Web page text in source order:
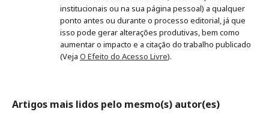
institucionais ou na sua página pessoal) a qualquer
ponto antes ou durante o processo editorial, já que
isso pode gerar alterações produtivas, bem como
aumentar o impacto e a citação do trabalho publicado
(Veja O Efeito do Acesso Livre).
Artigos mais lidos pelo mesmo(s) autor(es)